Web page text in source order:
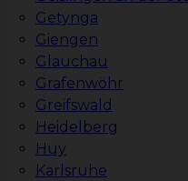
Getynga
Giengen
Glauchau
Grafenwöhr
Greifswald
Heidelberg
Huy
Karlsruhe